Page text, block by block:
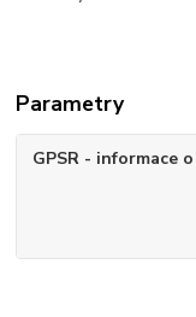
Parametry
GPSR - informace